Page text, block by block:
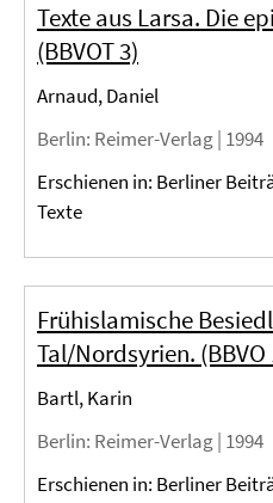
Texte aus Larsa. Die
(BBVOT 3)
Arnaud, Daniel
Berlin: Reimer-Verlag | 1994
Erschienen in: Berliner
Texte
Frühislamische
Tal/Nordsyrien. (BBVO
Bartl, Karin
Berlin: Reimer-Verlag | 1994
Erschienen in: Berliner